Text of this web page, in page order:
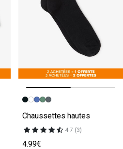
Image précédente
Image suivante
Chaussettes hautes
4.7 (3)
4.99€